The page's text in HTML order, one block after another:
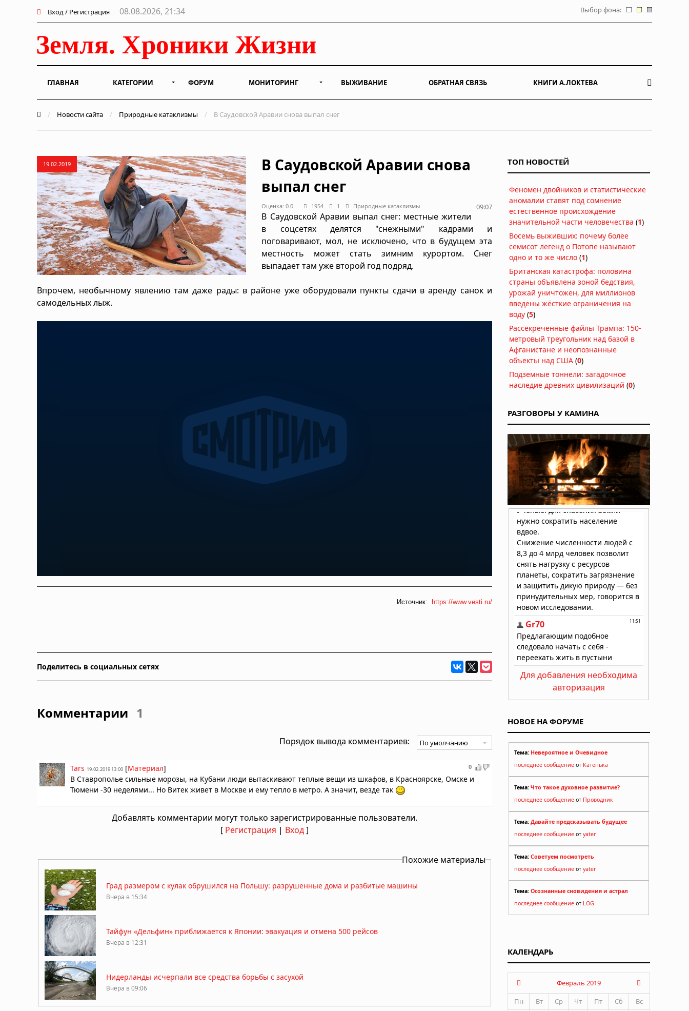
Вход / Регистрация 08.08.2026, 21:34 Выбор фона:
ГЛАВНАЯ КАТЕГОРИИ ФОРУМ МОНИТОРИНГ ВЫЖИВАНИЕ ОБРАТНАЯ СВЯЗЬ КНИГИ А.ЛОКТЕВА
/ Новости сайта / Природные катаклизмы / В Саудовской Аравии снова выпал снег
19.02.2019
В Саудовской Аравии снова
выпал снег
Оценка: 0.0 1954 1 Природные катаклизмы 09:07
В Саудовской Аравии выпал снег: местные жители
в соцсетях делятся "снежными" кадрами и
поговаривают, мол, не исключено, что в будущем эта
местность может стать зимним курортом. Снег
выпадает там уже второй год подряд.
Впрочем, необычному явлению там даже рады: в районе уже оборудовали пункты сдачи в аренду санок и
самодельных лыж.
Источник: https://www.vesti.ru/
Поделитесь в социальных сетях
Комментарии 1
Порядок вывода комментариев:
0
Tars 19.02.2019 13:00 [Материал]
В Ставрополье сильные морозы, на Кубани люди вытаскивают теплые вещи из шкафов, в Красноярске, Омске и
Тюмени -30 неделями... Но Витек живет в Москве и ему тепло в метро. А значит, везде так
Добавлять комментарии могут только зарегистрированные пользователи.
[ Регистрация | Вход]
Похожие материалы
Град размером с кулак обрушился на Польшу: разрушенные дома и разбитые машины
Вчера в 15:34
Тайфун «Дельфин» приближается к Японии: эвакуация и отмена 500 рейсов
Вчера в 12:31
Нидерланды исчерпали все средства борьбы с засухой
Вчера в 09:06
ТОП НОВОСТЕЙ
Феномен двойников и статистические
аномалии ставят под сомнение
естественное происхождение
значительной части человечества (1)
Восемь выживших: почему более
семисот легенд о Потопе называют
одно и то же число (1)
Британская катастрофа: половина
страны объявлена зоной бедствия,
урожай уничтожен, для миллионов
введены жёсткие ограничения на
воду (5)
Рассекреченные файлы Трампа: 150-
метровый треугольник над базой в
Афганистане и неопознанные
объекты над США (0)
Подземные тоннели: загадочное
наследие древних цивилизаций (0)
РАЗГОВОРЫ У КАМИНА
Для добавления необходима
авторизация
НОВОЕ НА ФОРУМЕ
Тема: Невероятное и Очевидное
последнее сообщение от Катенька
Тема: Что такое духовное развитие?
последнее сообщение от Проводник
Тема: Давайте предсказывать будущее
последнее сообщение от yater
Тема: Советуем посмотреть
последнее сообщение от yater
Тема: Осознанные сновидения и астрал
последнее сообщение от LOG
КАЛЕНДАРЬ
Февраль 2019
Пн
Вт Ср Чт Пт Сб Вс